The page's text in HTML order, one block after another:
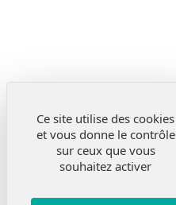
Ce site utilise des cookies
et vous donne le contrôle
sur ceux que vous
souhaitez activer